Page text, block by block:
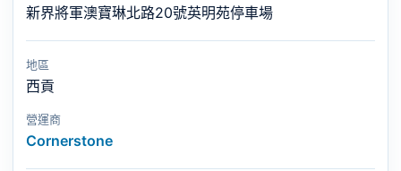
新界將軍澳寶琳北路20號英明苑停車場
地區
西貢
營運商
Cornerstone